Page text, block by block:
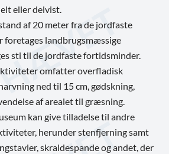
eller delvist.
af 20 meter fra de jordfaste
foretages landbrugsmæssige
sti til de jordfaste fortidsminder.
omfatter overfladisk
ned til 15 cm, gødskning,
af arealet til græsning.
kan give tilladelse til andre
herunder stenfjerning samt
skraldespande og andet, der